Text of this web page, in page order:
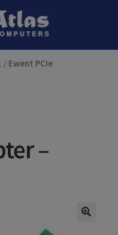
Ga
naar
Ga
de
/ Ewent PCIe
–